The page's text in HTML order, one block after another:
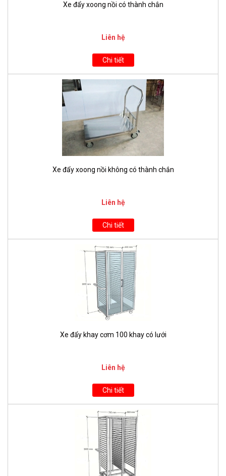
Xe đẩy xoong nồi có thành chắn
Liên hệ
Chi tiết
Xe đẩy xoong nồi không có thành chắn
Liên hệ
Chi tiết
Xe đẩy khay cơm 100 khay có lưới
Liên hệ
Chi tiết